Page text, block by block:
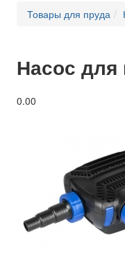
Товары для пруда
Насос для
0.00